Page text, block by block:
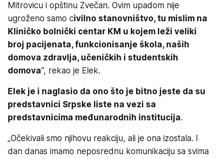
Mitrovicu i opštinu Zvečan. Ovim upadom nije
ugroženo samo civilno stanovništvo, tu mislim na
Kliničko bolnički centar KM u kojem leži veliki
broj pacijenata, funkcionisanje škola, naših
domova zdravlja, učeničkih i studentskih
domova“, rekao je Elek.
Elek je i naglasio da ono što je bitno jeste da su
predstavnici Srpske liste na vezi sa
predstavnicima međunarodnih institucija.
„Očekivali smo njihovu reakciju, ali je ona izostala. I
dan danas imamo neposrednu komunikaciju sa svima